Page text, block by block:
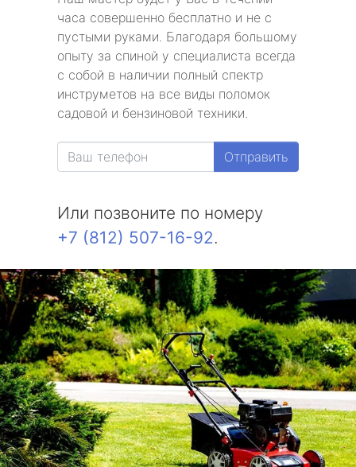
часа совершенно бесплатно и не с
пустыми руками. Благодаря большому
опыту за спиной у специалиста всегда
с собой в наличии полный спектр
инструметов на все виды поломок
садовой и бензиновой техники.
Отправить
Или позвоните по номеру
+7 (812) 507-16-92.